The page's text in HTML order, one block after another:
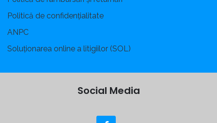
Politică de confidențialitate
ANPC
Soluționarea online a litigiilor (SOL)
Social Media